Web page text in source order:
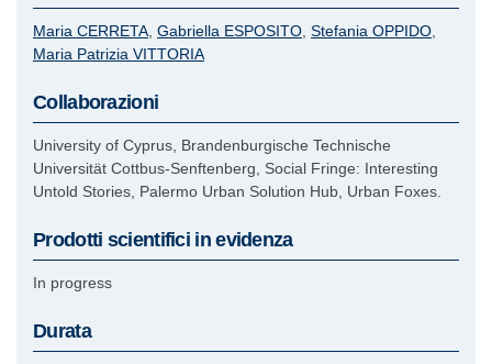
Maria CERRETA Gabriella ESPOSITO Stefania OPPIDO
Maria Patrizia VITTORIA
Collaborazioni
University of Cyprus, Brandenburgische Technische
Universität Cottbus-Senftenberg, Social Fringe: Interesting
Untold Stories, Palermo Urban Solution Hub, Urban Foxes.
Prodotti scientifici in evidenza
In progress
Durata